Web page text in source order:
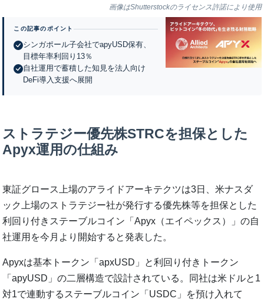
画像はShutterstockのライセンス許諾により使用
この記事のポイント
シンガポール子会社でapyUSD保有、
目標年率利回り13％
自社運用で蓄積した知見を法人向け
DeFi導入支援へ展開
ストラテジー優先株STRCを担保とした
Apyx運用の仕組み
東証グロース上場のアライドアーキテクツは3日、米ナスダ
ック上場のストラテジー社が発行する優先株等を担保とした
利回り付きステーブルコイン「Apyx（エイペックス）」の自
社運用を今月より開始すると発表した。
Apyxは基本トークン「apxUSD」と利回り付きトークン
「apyUSD」の二層構造で設計されている。同社は米ドルと1
対1で連動するステーブルコイン「USDC」を預け入れて